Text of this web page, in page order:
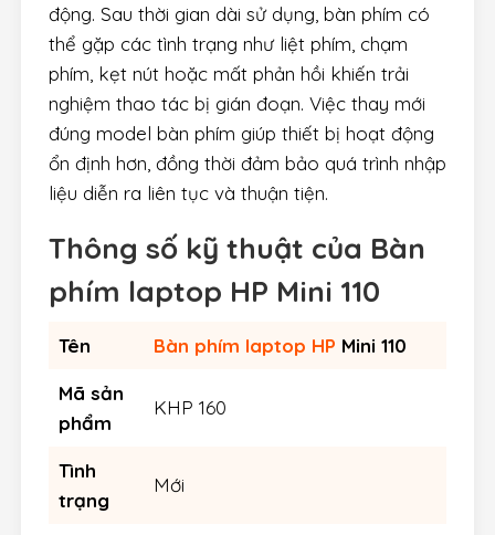
động. Sau thời gian dài sử dụng, bàn phím có
thể gặp các tình trạng như liệt phím, chạm
phím, kẹt nút hoặc mất phản hồi khiến trải
nghiệm thao tác bị gián đoạn. Việc thay mới
đúng model bàn phím giúp thiết bị hoạt động
ổn định hơn, đồng thời đảm bảo quá trình nhập
liệu diễn ra liên tục và thuận tiện.
Thông số kỹ thuật của Bàn
phím laptop HP Mini 110
Tên Bàn phím laptop HP Mini 110
Mã sản
phẩm
KHP 160
Tình
trạng
Mới